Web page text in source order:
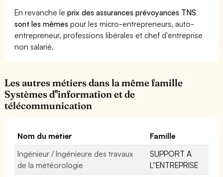
En revanche leprix des assurances prévoyances TNS
sont les mêmes pour les micro-entrepreneurs, auto-
entrepreneur, professions libérales et chef d'entreprise
non salarié.
Les autres métiers dans la même famille
Systèmes d''information et de
télécommunication
Nom du métier
Famille
Ingénieur / Ingénieure des travaux
de la météorologie
SUPPORT A
L''ENTREPRISE